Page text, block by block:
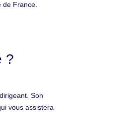
France.
?
Son
vous assistera